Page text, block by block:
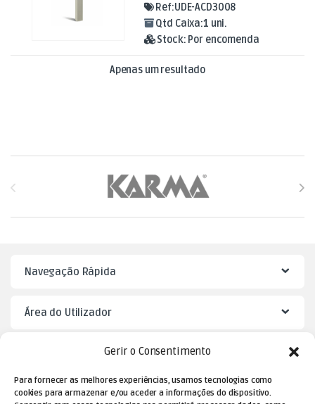
Gerir o Consentimento
Para fornecer as melhores experiências, usamos tecnologias como
cookies para armazenar e/ou aceder a informações do dispositivo.
Ref:UDE-ACD3008
Qtd Caixa:1 uni.
Stock: Por encomenda
Apenas um resultado
Navegação Rápida
Área do Utilizador